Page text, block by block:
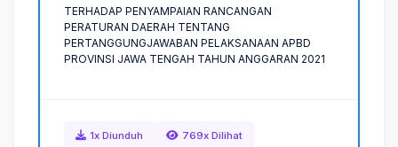
TERHADAP PENYAMPAIAN RANCANGAN
PERATURAN DAERAH TENTANG
PERTANGGUNGJAWABAN PELAKSANAAN APBD
PROVINSI JAWA TENGAH TAHUN ANGGARAN 2021
1x Diunduh 769x Dilihat